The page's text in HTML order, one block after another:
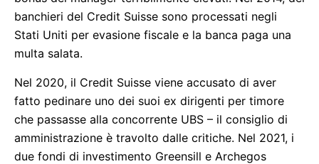
banchieri del Credit Suisse sono processati negli
Stati Uniti per evasione fiscale e la banca paga una
multa salata.
Nel 2020, il Credit Suisse viene accusato di aver
fatto pedinare uno dei suoi ex dirigenti per timore
che passasse alla concorrente UBS – il consiglio di
amministrazione è travolto dalle critiche. Nel 2021, i
due fondi di investimento Greensill e Archegos